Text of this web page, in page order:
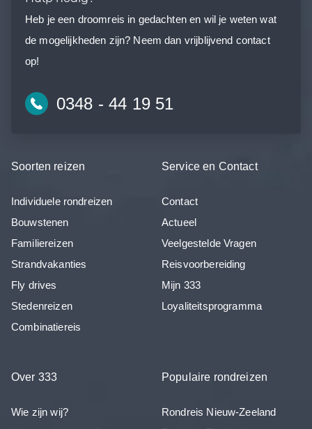
Heb je een droomreis in gedachten en wil je weten wat
de mogelijkheden zijn? Neem dan vrijblijvend contact
op!
0348 - 44 19 51
Soorten reizen
Individuele rondreizen
Bouwstenen
Familiereizen
Strandvakanties
Fly drives
Stedenreizen
Combinatiereis
Service en Contact
Contact
Actueel
Veelgestelde Vragen
Reisvoorbereiding
Mijn 333
Loyaliteitsprogramma
Over 333
Wie zijn wij?
Populaire rondreizen
Rondreis Nieuw-Zeeland